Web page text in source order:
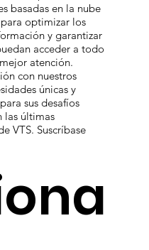
de la tecnología
las personas en
basadas en la nube
optimizar los
y garantizar
acceder a todo
atención.
con nuestros
únicas y
sus desafíos
últimas